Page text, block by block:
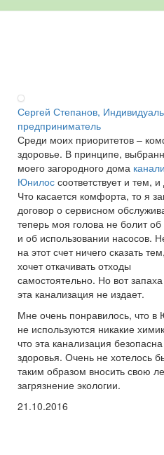
Сергей Степанов,
предприниматель
Среди моих приоритетов –
здоровье. В принципе,
моего загородного дома
Юнилос соответствует и тем,
Что касается комфорта, то я
договор о сервисном
теперь моя голова не болит об
и об использовании насосов.
на этот счет ничего сказать
хочет откачивать отходы
самостоятельно. Но вот
эта канализация не издает.
Мне очень понравилось, что в
не используются никакие
что эта канализация
здоровья. Очень не хотелось
таким образом вносить свою
загрязнение экологии.
21.10.2016